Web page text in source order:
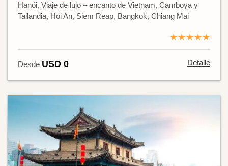
Hanói, Viaje de lujo – encanto de Vietnam, Camboya y
Tailandia, Hoi An, Siem Reap, Bangkok, Chiang Mai
★★★★★
Desde USD 0 Detalle